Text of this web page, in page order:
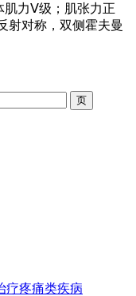
肌力Ⅴ级；肌张力正
射对称，双侧霍夫曼
疗疼痛类疾病